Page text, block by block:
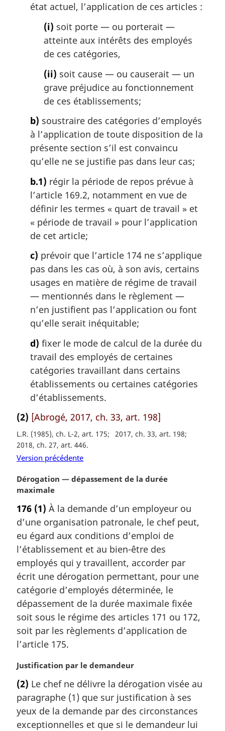
état actuel, l’application de ces articles :
(i) soit porte — ou porterait —
atteinte aux intérêts des employés
de ces catégories,
(ii) soit cause — ou causerait — un
grave préjudice au fonctionnement
de ces établissements;
b) soustraire des catégories d’employés
à l’application de toute disposition de la
présente section s’il est convaincu
qu’elle ne se justifie pas dans leur cas;
b.1) régir la période de repos prévue à
l’article 169.2, notamment en vue de
définir les termes « quart de travail » et
« période de travail » pour l’application
de cet article;
c) prévoir que l’article 174 ne s’applique
pas dans les cas où, à son avis, certains
usages en matière de régime de travail
— mentionnés dans le règlement —
n’en justifient pas l’application ou font
qu’elle serait inéquitable;
d) fixer le mode de calcul de la durée du
travail des employés de certaines
catégories travaillant dans certains
établissements ou certaines catégories
d’établissements.
(2) [Abrogé, 2017, ch. 33, art. 198]
L.R. (1985), ch. L-2, art. 175
2017, ch. 33, art. 198
2018, ch. 27, art. 446
Version précédente
N
o
e
m
a
r
i
n
a
l
:
Dérogation — dépassement de la durée
maximale
176 (1) À la demande d’un employeur ou
d’une organisation patronale, le chef peut,
eu égard aux conditions d’emploi de
l’établissement et au bien-être des
employés qui y travaillent, accorder par
écrit une dérogation permettant, pour une
catégorie d’employés déterminée, le
dépassement de la durée maximale fixée
soit sous le régime des articles 171 ou 172,
soit par les règlements d’application de
l’article 175.
N
t
e
m
a
Justification par le demandeur
(2) Le chef ne délivre la dérogation visée au
paragraphe (1) que sur justification à ses
yeux de la demande par des circonstances
exceptionnelles et que si le demandeur lui